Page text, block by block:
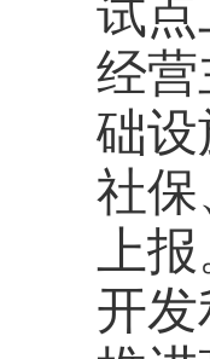
试
经
础
社
上
开